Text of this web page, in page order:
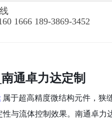
1666 189-3869-3452
通卓力达定制
属于超高精度微结构元件，狭
与流体控制效果。南通卓力